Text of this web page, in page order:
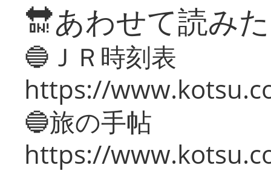
🔛あわせて読み
🔵ＪＲ時刻表
https://
🔵旅の手帖
https://